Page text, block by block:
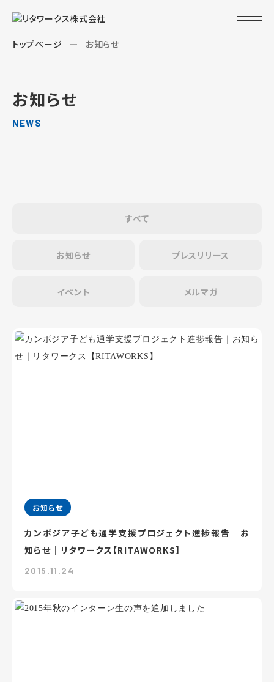
トップページ お知らせ
お知らせ
NEWS
すべて
お知らせ プレスリリース
イベント メルマガ
お知らせ
カンボジア子ども通学支援プロジェクト進捗報告｜お
知らせ｜リタワークス【RITAWORKS】
2015.11.24